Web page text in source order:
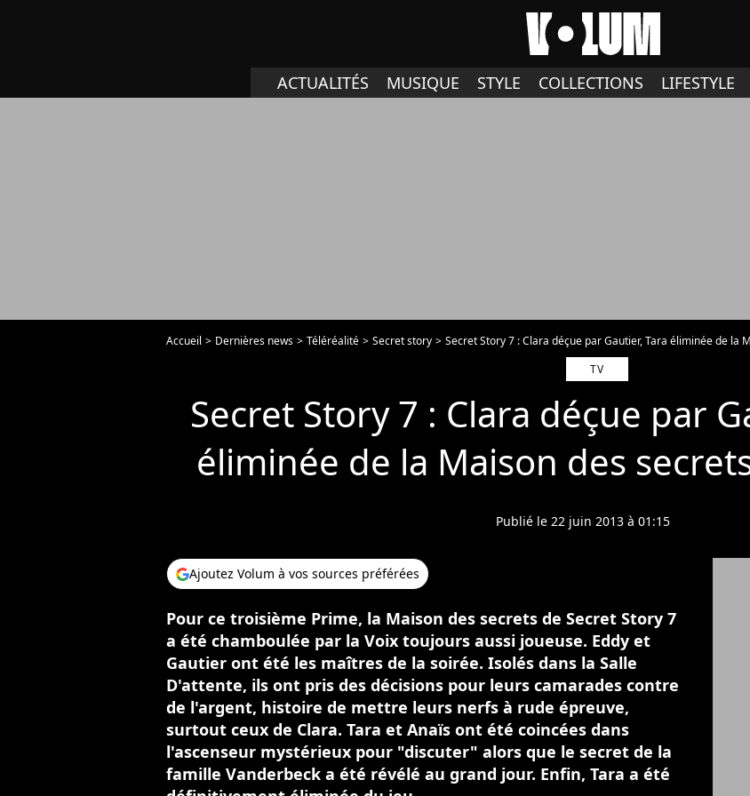
ACTUALITÉS MUSIQUE STYLE COLLECTIONS LIFESTYLE
Accueil Dernières news Téléréalité Secret story
Secret Story 7 : Clara déçue par Gautier, Tara éliminée de la
TV
Secret Story 7 : Clara déçue par
éliminée de la Maison des
Publié le 22 juin 2013 à 01:15
Ajoutez Volum à vos sources préférées
Pour ce troisième Prime, la Maison des secrets de Secret Story 7
a été chamboulée par la Voix toujours aussi joueuse. Eddy et
Gautier ont été les maîtres de la soirée. Isolés dans la Salle
D'attente, ils ont pris des décisions pour leurs camarades contre
de l'argent, histoire de mettre leurs nerfs à rude épreuve,
surtout ceux de Clara. Tara et Anaïs ont été coincées dans
l'ascenseur mystérieux pour "discuter" alors que le secret de la
famille Vanderbeck a été révélé au grand jour. Enfin, Tara a été